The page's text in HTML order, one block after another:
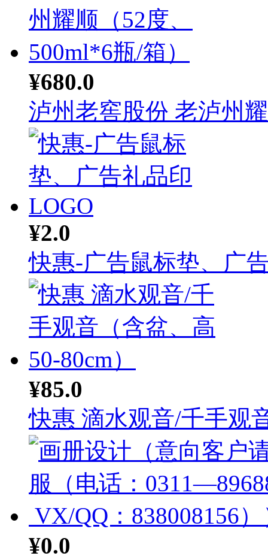
¥680.0
泸州老窖股份 老泸州
¥2.0
快惠-广告鼠标垫、广
¥85.0
快惠 滴水观音/千手观
¥0.0